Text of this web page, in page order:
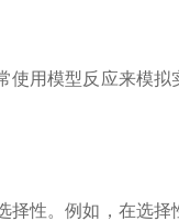
用模型反应来模拟
性。例如，在选择